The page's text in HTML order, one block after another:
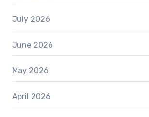
July 2026
June 2026
May 2026
April 2026